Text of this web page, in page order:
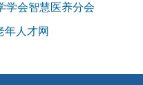
学会智慧医养分会
年人才网